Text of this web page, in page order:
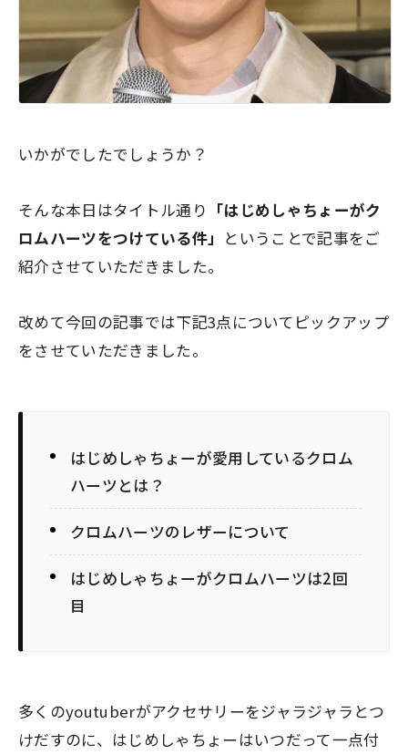
いかがでしたでしょうか？
そんな本日はタイトル通り 「はじめしゃちょーがク
ロムハーツをつけている件」 ということで記事をご
紹介させていただきました。
改めて今回の記事では下記3点についてピックアップ
をさせていただきました。
はじめしゃちょーが愛用しているクロム
ハーツとは？
クロムハーツのレザーについて
はじめしゃちょーがクロムハーツは2回
目
多くのyoutuberがアクセサリーをジャラジャラとつ
けだすのに、はじめしゃちょーはいつだって一点付